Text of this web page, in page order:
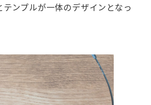
テンプルが一体のデザインとなっ